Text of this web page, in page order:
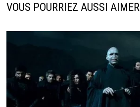
VOUS POURRIEZ AUSSI AIMER